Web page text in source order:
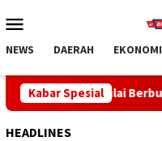
ke
Mobile
NEWS DAERAH EKONOMI
Kabar Spesial
Mulai Berbuah Prestasi
HEADLINES